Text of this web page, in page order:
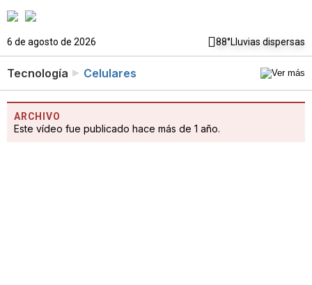
6 de agosto de 2026 88°Lluvias dispersas
Tecnología Celulares
ARCHIVO
Este vídeo fue publicado hace más de 1 año.